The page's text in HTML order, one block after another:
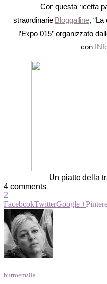
Con questa ricetta
straordinarie Bloggalline,
l’Expo 015” organizzato
con
Un piatto della
4 comments
2
FacebookTwitterGoogle +
burroemalla